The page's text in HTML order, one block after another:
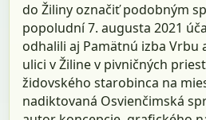
do Žiliny označiť podobným
popoludní 7. augusta 2021
odhalili aj Pamätnú izba Vrbu
ulici v Žiline v pivničných
židovského starobinca na
nadiktovaná Osvienčimská